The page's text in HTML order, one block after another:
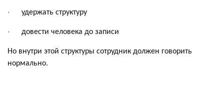
· удержать структуру
· довести человека до записи
Но внутри этой структуры сотрудник должен говорить
нормально.